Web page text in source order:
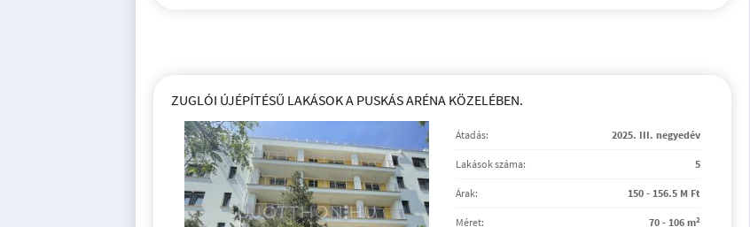
ZUGLÓI ÚJÉPÍTÉSŰ LAKÁSOK A PUSKÁS ARÉNA KÖZELÉBEN.
Átadás: 2025. III. negyedév
Lakások száma: 5
Árak: 150 - 156.5 M Ft
Méret: 70 - 106 m2